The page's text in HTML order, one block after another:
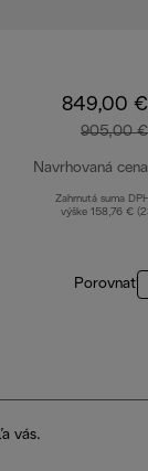
849,00 €
905,00 €
Navrhovaná cena
Zahrnutá suma
výške 158,76 €
Porovnať
vás.